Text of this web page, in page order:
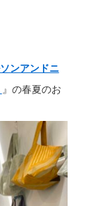
ンアンドニ
』の春夏のお